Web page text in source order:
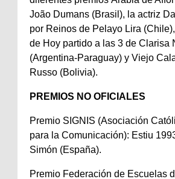
João Dumans (Brasil), la actriz
por Reinos de Pelayo Lira
de Hoy partido a las 3 de Clarisa
(Argentina-Paraguay) y Viejo
Russo (Bolivia).
PREMIOS NO OFICIALES
Premio SIGNIS (Asociación
para la Comunicación): Estiu
Simón (España).
Premio Federación de Escuelas